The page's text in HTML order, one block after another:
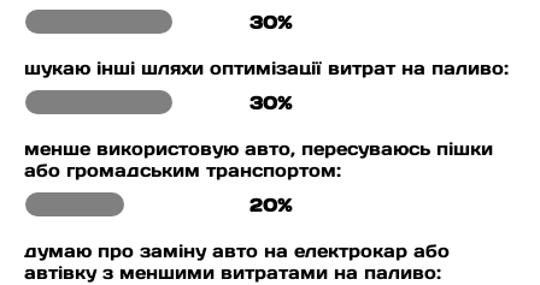
30%
шукаю інші шляхи оптимізації витрат на паливо:
30%
менше використовую авто, пересуваюсь пішки
або громадським транспортом:
20%
думаю про заміну авто на електрокар або
автівку з меншими витратами на паливо: